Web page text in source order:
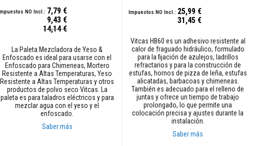
9,43 €
7,79 €
14,14 €
La Paleta Mezcladora de Yeso &
Enfoscado es ideal para usarse con el
Enfoscado para Chimeneas, Mortero
Resistente a Altas Temperaturas, Yeso
Resistente a Altas Temperaturas y otros
productos de polvo seco Vitcas. La
paleta es para taladros eléctricos y para
mezclar agua con el yeso y el
enfoscado.
Saber más
31,45 €
25,99 €
Vitcas HB60 es un adhesivo resistente al
calor de fraguado hidráulico, formulado
para la fijación de azulejos, ladrillos
refractarios y para la construcción de
estufas, hornos de pizza de leña, estufas
alicatadas, barbacoas y chimeneas.
También es adecuado para el relleno de
juntas y ofrece un tiempo de trabajo
prolongado, lo que permite una
colocación precisa y ajustes durante la
instalación.
Saber más